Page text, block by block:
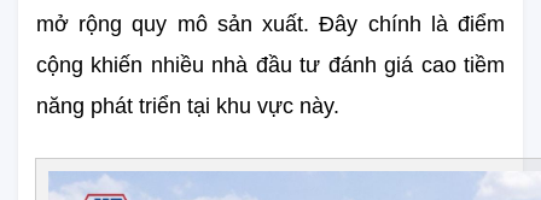
mở rộng quy mô sản xuất. Đây chính là điểm
cộng khiến nhiều nhà đầu tư đánh giá cao tiềm
năng phát triển tại khu vực này.